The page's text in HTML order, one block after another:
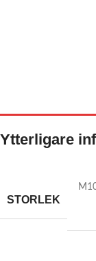
Ytterligare
STORLEK